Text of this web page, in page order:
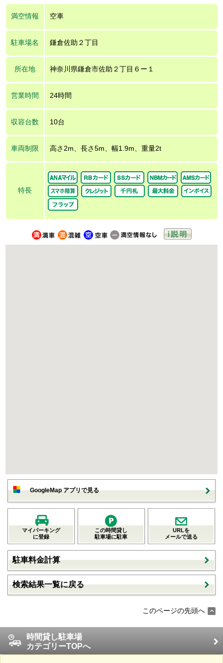
満空情報 空車
駐車場名 鎌倉佐助２丁目
所在地 神奈川県鎌倉市佐助２丁目６ー１
営業時間 24時間
収容台数 10台
車両制限 高さ2m、長さ5m、幅1.9m、重量2t
特長
GoogleMap アプリで見る
マイパーキング
に登録
この時間貸し
駐車場に駐車
URLを
メールで送る
駐車料金計算
検索結果一覧に戻る
このページの先頭へ
時間貸し駐車場
カテゴリーTOPへ